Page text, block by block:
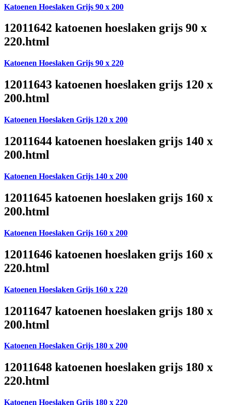
Katoenen Hoeslaken Grijs 90 x 200
12011642 katoenen hoeslaken grijs 90 x
220.html
Katoenen Hoeslaken Grijs 90 x 220
12011643 katoenen hoeslaken grijs 120 x
200.html
Katoenen Hoeslaken Grijs 120 x 200
12011644 katoenen hoeslaken grijs 140 x
200.html
Katoenen Hoeslaken Grijs 140 x 200
12011645 katoenen hoeslaken grijs 160 x
200.html
Katoenen Hoeslaken Grijs 160 x 200
12011646 katoenen hoeslaken grijs 160 x
220.html
Katoenen Hoeslaken Grijs 160 x 220
12011647 katoenen hoeslaken grijs 180 x
200.html
Katoenen Hoeslaken Grijs 180 x 200
12011648 katoenen hoeslaken grijs 180 x
220.html
Katoenen Hoeslaken Grijs 180 x 220